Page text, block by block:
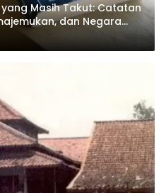
Masih Takut: Catatan
dan Negara
Abdillah